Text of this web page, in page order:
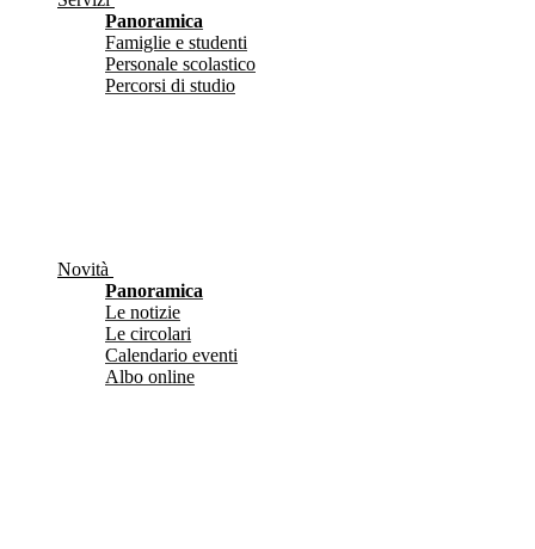
Panoramica
Famiglie e studenti
Personale scolastico
Percorsi di studio
Novità
Panoramica
Le notizie
Le circolari
Calendario eventi
Albo online